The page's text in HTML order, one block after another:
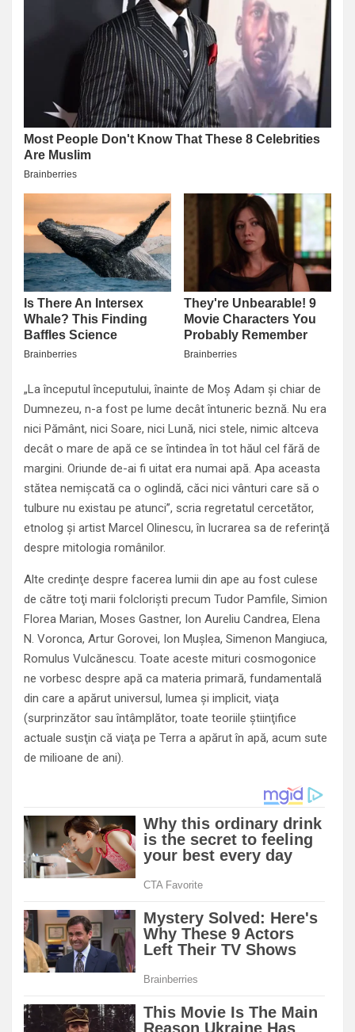
„La începutul începutului, înainte de Moş Adam şi chiar de
Dumnezeu, n-a fost pe lume decât întuneric beznă. Nu era
nici Pământ, nici Soare, nici Lună, nici stele, nimic altceva
decât o mare de apă ce se întindea în tot hăul cel fără de
margini. Oriunde de-ai fi uitat era numai apă. Apa aceasta
stătea nemişcată ca o oglindă, căci nici vânturi care să o
tulbure nu existau pe atunci”, scria regretatul cercetător,
etnolog şi artist Marcel Olinescu, în lucrarea sa de referinţă
despre mitologia românilor.
Alte credinţe despre facerea lumii din ape au fost culese
de către toţi marii folclorişti precum Tudor Pamfile, Simion
Florea Marian, Moses Gastner, Ion Aureliu Candrea, Elena
N. Voronca, Artur Gorovei, Ion Muşlea, Simenon Mangiuca,
Romulus Vulcănescu. Toate aceste mituri cosmogonice
ne vorbesc despre apă ca materia primară, fundamentală
din care a apărut universul, lumea şi implicit, viaţa
(surprinzător sau întâmplător, toate teoriile ştiinţifice
actuale susţin că viaţa pe Terra a apărut în apă, acum sute
de milioane de ani).